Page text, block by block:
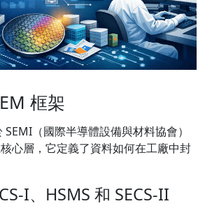
框架
SEMI（國際半導體設備與材料協會）
心層，它定義了資料如何在工廠中封
I、HSMS 和 SECS-II